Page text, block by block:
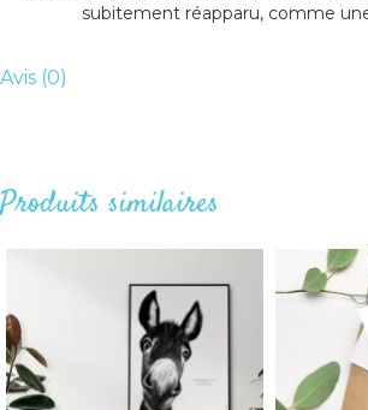
subitement réapparu, comme
Avis (0)
Produits similaires